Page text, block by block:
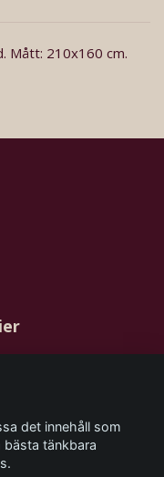
Mått: 210x160 cm.
det innehåll som
tänkbara